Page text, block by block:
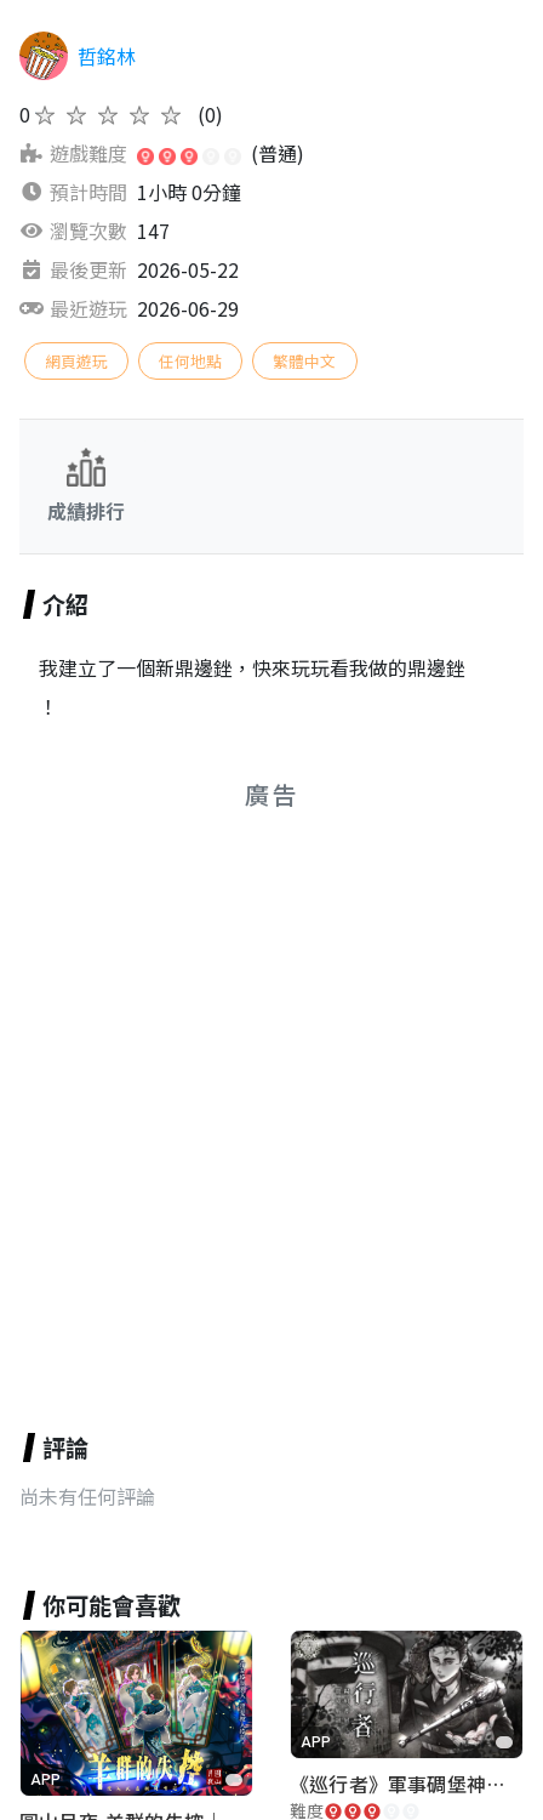
哲銘林
0★★★★★
(0)
遊戲難度
(普通)
預計時間 1小時 0分鐘
瀏覽次數 147
最後更新 2026-05-22
最近遊玩 2026-06-29
網頁遊玩 任何地點 繁體中文
成績排行
介紹
我建立了一個新鼎邊銼，快來玩玩看我做的鼎邊銼
！
廣告
評論
尚未有任何評論
你可能會喜歡
APP
APP
《巡行者》軍事碉堡神秘探索｜陽明書屋實境遊戲
難度